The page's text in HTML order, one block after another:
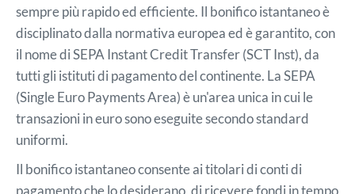
sempre più rapido ed efficiente. Il bonifico istantaneo è
disciplinato dalla normativa europea ed è garantito, con
il nome di SEPA Instant Credit Transfer (SCT Inst), da
tutti gli istituti di pagamento del continente. La SEPA
(Single Euro Payments Area) è un'area unica in cui le
transazioni in euro sono eseguite secondo standard
uniformi.
Il bonifico istantaneo consente ai titolari di conti di
pagamento che lo desiderano, di ricevere fondi in tempo